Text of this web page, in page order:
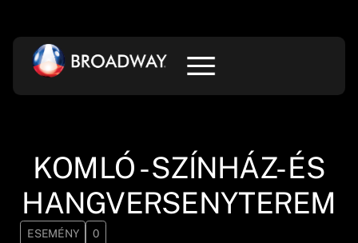
KOMLÓ - SZÍNHÁZ- ÉS
HANGVERSENYTEREM
ESEMÉNY 0